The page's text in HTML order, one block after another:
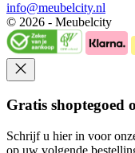
info@meubelcity.nl
© 2026 - Meubelcity
Gratis shoptegoed
Schrijf u hier in voor
op uw volgende